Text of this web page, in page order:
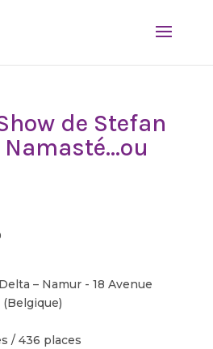
de Stefan
– Namur - 18 Avenue
/ 436 places